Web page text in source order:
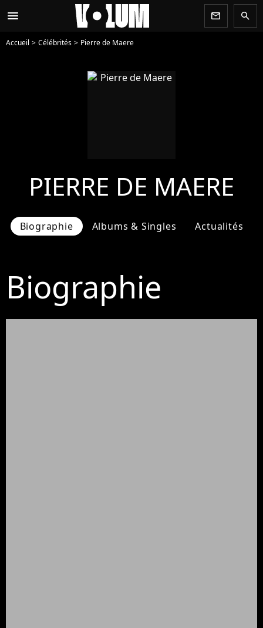
menu newsletter search
Accueil Célébrités Pierre de Maere
PIERRE DE MAERE
Biographie Albums & Singles Actualités
Biographie